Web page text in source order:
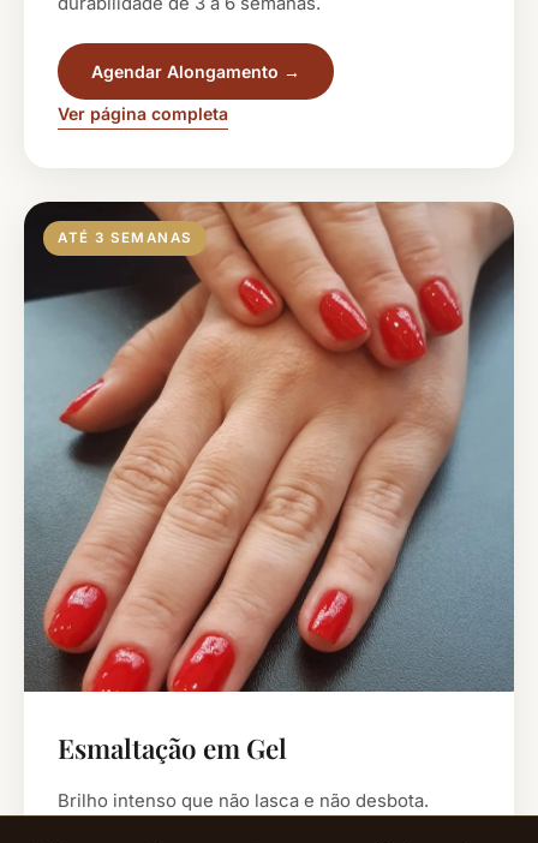
Agendar Alongamento →
Ver página completa
ATÉ 3 SEMANAS
Esmaltação em Gel
Brilho intenso que não lasca e não desbota.